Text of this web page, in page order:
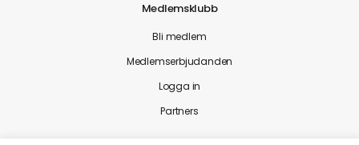
Medlemsklubb
Bli medlem
Medlemserbjudanden
Logga in
Partners